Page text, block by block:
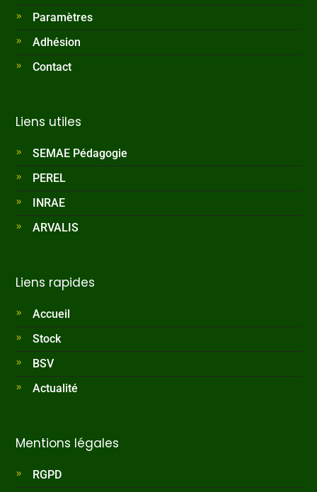
Paramètres
Adhésion
Contact
Liens utiles
SEMAE Pédagogie
PEREL
INRAE
ARVALIS
Liens rapides
Accueil
Stock
BSV
Actualité
Mentions légales
RGPD